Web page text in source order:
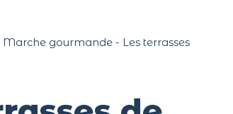
Marche gourmande - Les terrasses